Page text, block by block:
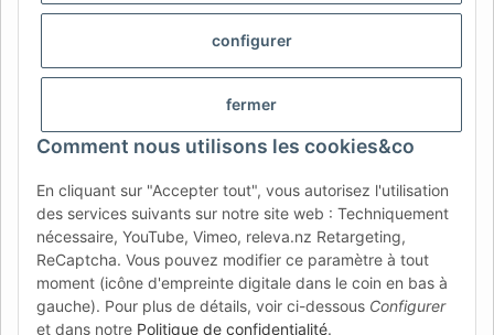
configurer
fermer
Comment nous utilisons les cookies&co
En cliquant sur "Accepter tout", vous autorisez l'utilisation
des services suivants sur notre site web : Techniquement
nécessaire, YouTube, Vimeo, releva.nz Retargeting,
ReCaptcha. Vous pouvez modifier ce paramètre à tout
moment (icône d'empreinte digitale dans le coin en bas à
gauche). Pour plus de détails, voir ci-dessous Configurer
et dans notre Politique de confidentialité.
Contact:info@afatek.com
AFATEK INTERNATIONAL – SELECT REGION & LANGUAGE |
CHOISIR LA RÉGION ET LA LANGUE | SELECCIONAR REGIÓN E
CH (IT) BE (NL) BE (FR) NL
FR IT ES DK PL
UK NZ USA MX PT
SE FI CZ HU SK